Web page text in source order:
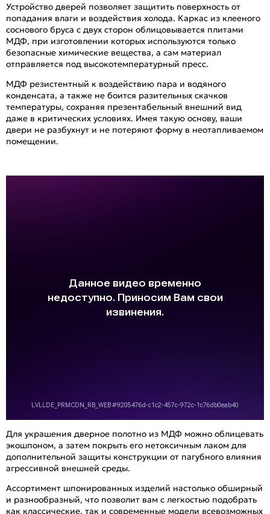
Устройство дверей позволяет защитить поверхность от
попадания влаги и воздействия холода. Каркас из клееного
соснового бруса с двух сторон облицовывается плитами
МДФ, при изготовлении которых используются только
безопасные химические вещества, а сам материал
отправляется под высокотемпературный пресс.
МДФ резистентный к воздействию пара и водяного
конденсата, а также не боится разительных скачков
температуры, сохраняя презентабельный внешний вид
даже в критических условиях. Имея такую основу, ваши
двери не разбухнут и не потеряют форму в неотапливаемом
помещении.
Для украшения дверное полотно из МДФ можно облицевать
экошпоном, а затем покрыть его нетоксичным лаком для
дополнительной защиты конструкции от пагубного влияния
агрессивной внешней среды.
Ассортимент шпонированных изделий настолько обширный
и разнообразный, что позволит вам с легкостью подобрать
как классические, так и современные модели всевозможных